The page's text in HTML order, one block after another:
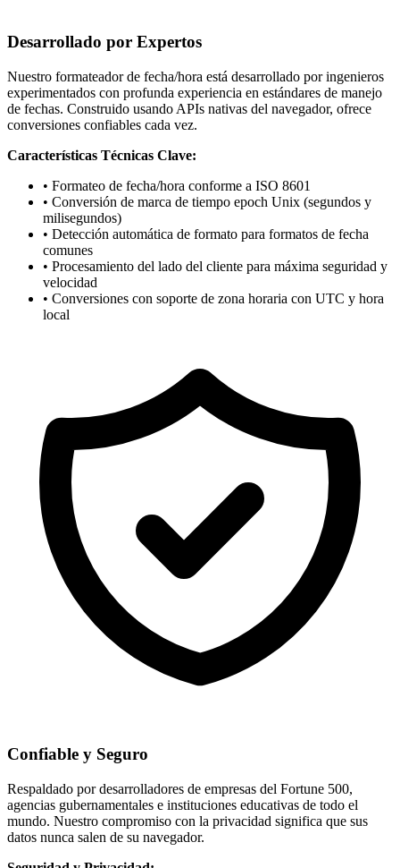
Desarrollado por Expertos
Nuestro formateador de fecha/hora está desarrollado por ingenieros
experimentados con profunda experiencia en estándares de manejo
de fechas. Construido usando APIs nativas del navegador, ofrece
conversiones confiables cada vez.
Características Técnicas Clave:
• Formateo de fecha/hora conforme a ISO 8601
• Conversión de marca de tiempo epoch Unix (segundos y
milisegundos)
• Detección automática de formato para formatos de fecha
comunes
• Procesamiento del lado del cliente para máxima seguridad y
velocidad
• Conversiones con soporte de zona horaria con UTC y hora
local
Confiable y Seguro
Respaldado por desarrolladores de empresas del Fortune 500,
agencias gubernamentales e instituciones educativas de todo el
mundo. Nuestro compromiso con la privacidad significa que sus
datos nunca salen de su navegador.